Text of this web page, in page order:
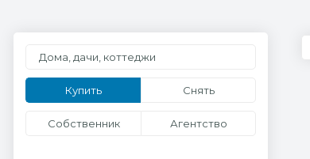
Дома, дачи, коттеджи
Купить Снять
Собственник Агентство